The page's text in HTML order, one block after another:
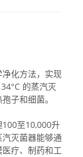
化方法，实现
的蒸汽灭
子和细菌。
至10,000升
汽灭菌器能够通
疗、制药和工